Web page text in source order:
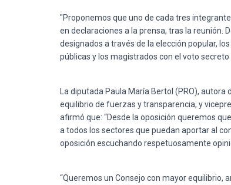
"Proponemos que uno de cada tres
en declaraciones a la prensa, tras la reunión.
designados a través de la elección popular,
públicas y los magistrados con el voto secreto
La diputada Paula María Bertol (PRO),
equilibrio de fuerzas y transparencia, y
afirmó que: “Desde la oposición queremos
a todos los sectores que puedan aportar al
oposición escuchando respetuosamente
“Queremos un Consejo con mayor equilibrio,